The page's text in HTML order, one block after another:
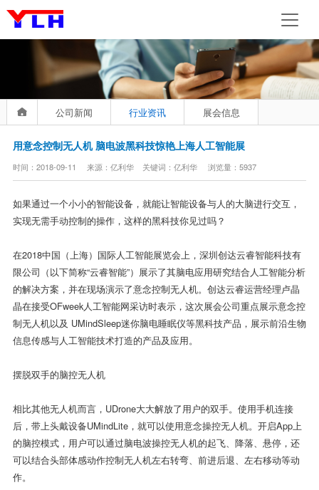
公司新闻 行业资讯 展会信息
用意念控制无人机 脑电波黑科技惊艳上海人工智能展
时间：2018-09-11 来源：亿利华 关键词：亿利华 浏览量：5937
如果通过一个小小的智能设备，就能让智能设备与人的大脑进行交互，
实现无需手动控制的操作，这样的黑科技你见过吗？
在2018中国（上海）国际人工智能展览会上，深圳创达云睿智能科技有
限公司（以下简称“云睿智能”）展示了其脑电应用研究结合人工智能分析
的解决方案，并在现场演示了意念控制无人机。创达云睿运营经理卢晶
晶在接受OFweek人工智能网采访时表示，这次展会公司重点展示意念控
制无人机以及 UMindSleep迷你脑电睡眠仪等黑科技产品，展示前沿生物
信息传感与人工智能技术打造的产品及应用。
摆脱双手的脑控无人机
相比其他无人机而言，UDrone大大解放了用户的双手。使用手机连接
后，带上头戴设备UMindLite，就可以使用意念操控无人机。开启App上
的脑控模式，用户可以通过脑电波操控无人机的起飞、降落、悬停，还
可以结合头部体感动作控制无人机左右转弯、前进后退、左右移动等动
作。